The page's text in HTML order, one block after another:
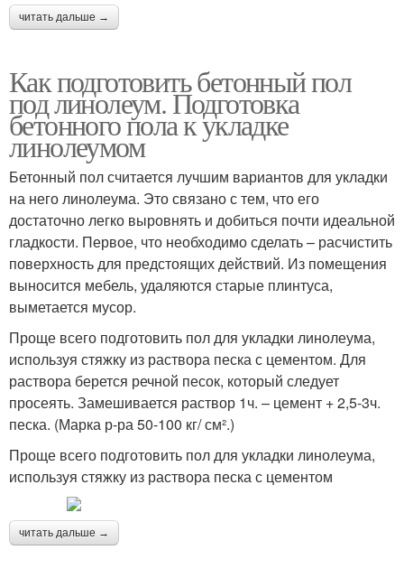
читать дальше →
Как подготовить бетонный пол
под линолеум. Подготовка
бетонного пола к укладке
линолеумом
Бетонный пол считается лучшим вариантов для укладки
на него линолеума. Это связано с тем, что его
достаточно легко выровнять и добиться почти идеальной
гладкости. Первое, что необходимо сделать – расчистить
поверхность для предстоящих действий. Из помещения
выносится мебель, удаляются старые плинтуса,
выметается мусор.
Проще всего подготовить пол для укладки линолеума,
используя стяжку из раствора песка с цементом. Для
раствора берется речной песок, который следует
просеять. Замешивается раствор 1ч. – цемент + 2,5-3ч.
песка. (Марка р-ра 50-100 кг/ см².)
Проще всего подготовить пол для укладки линолеума,
используя стяжку из раствора песка с цементом
читать дальше →